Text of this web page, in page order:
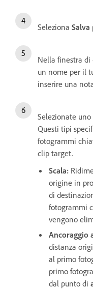
Seleziona
Nella finestra di
un nome per il
inserire una
Selezionate
Questi tipi
fotogrammi
clip target.
Scala:
origine in
di
fotogrammi
vengono
Ancoraggio
distanza
al primo
primo
dal punto di